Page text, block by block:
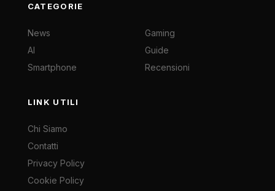
CATEGORIE
News
AI
Smartphone
Gaming
Guide
Recensioni
LINK UTILI
Chi Siamo
Contatti
Privacy Policy
Cookie Policy